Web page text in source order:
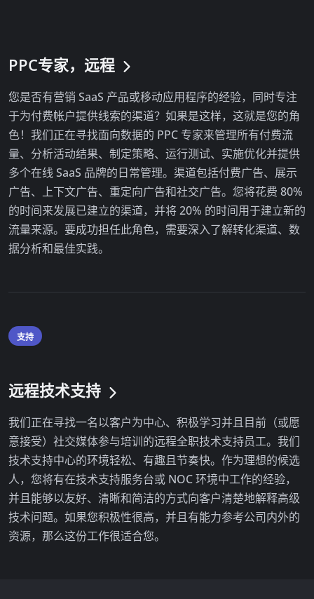
PPC专家，远程
您是否有营销 SaaS 产品或移动应用程序的经验，同时专注
于为付费帐户提供线索的渠道？如果是这样，这就是您的角
色！我们正在寻找面向数据的 PPC 专家来管理所有付费流
量、分析活动结果、制定策略、运行测试、实施优化并提供
多个在线 SaaS 品牌的日常管理。渠道包括付费广告、展示
广告、上下文广告、重定向广告和社交广告。您将花费 80%
的时间来发展已建立的渠道，并将 20% 的时间用于建立新的
流量来源。要成功担任此角色，需要深入了解转化渠道、数
据分析和最佳实践。
支持
远程技术支持
我们正在寻找一名以客户为中心、积极学习并且目前（或愿
意接受）社交媒体参与培训的远程全职技术支持员工。我们
技术支持中心的环境轻松、有趣且节奏快。作为理想的候选
人，您将有在技术支持服务台或 NOC 环境中工作的经验，
并且能够以友好、清晰和简洁的方式向客户清楚地解释高级
技术问题。如果您积极性很高，并且有能力参考公司内外的
资源，那么这份工作很适合您。